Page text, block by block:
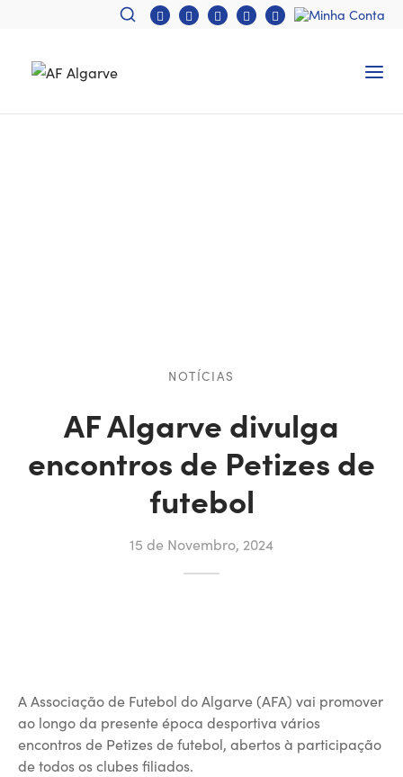
NOTÍCIAS
AF Algarve divulga
encontros de Petizes de
futebol
15 de Novembro, 2024
A Associação de Futebol do Algarve (AFA) vai promover
ao longo da presente época desportiva vários
encontros de Petizes de futebol, abertos à participação
de todos os clubes filiados.